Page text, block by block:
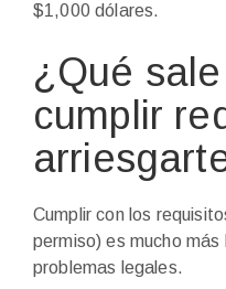
$1,000 dólares.
¿Qué
cumplir
Cumplir con los
permiso) es mucho
problemas legales.